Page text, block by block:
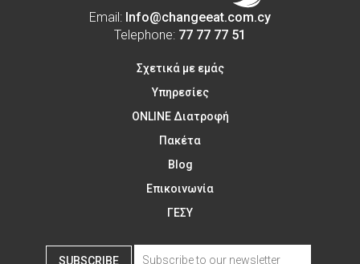
Email: Info@changeeat.com.cy
Telephone: 77 77 77 51
Σχετικά με εμάς
Υπηρεσίες
ONLINE Διατροφή
Πακέτα
Blog
Επικοινωνία
ΓΕΣΥ
SUBSCRIBE